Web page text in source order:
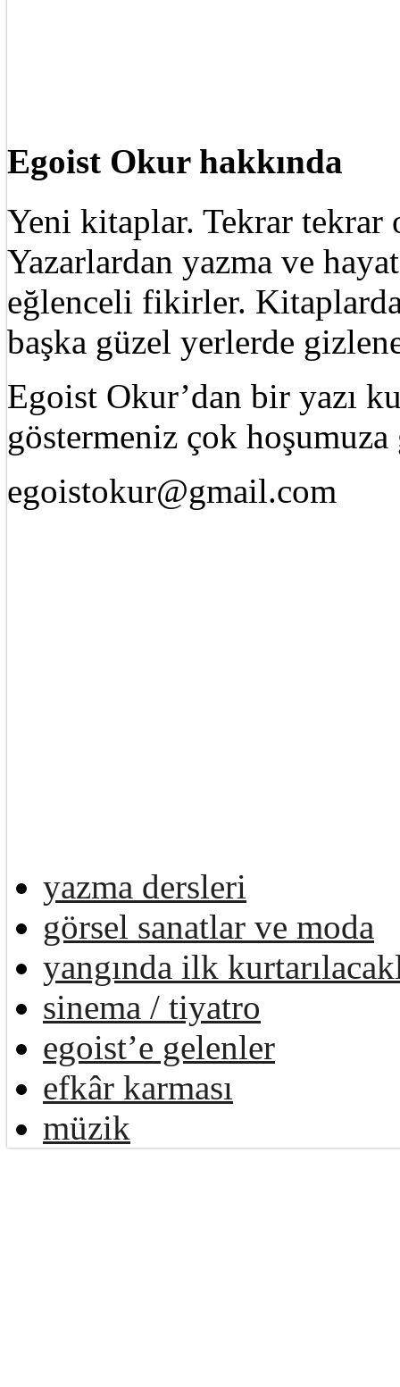
Egoist Okur hakkında
Yeni kitaplar. Tekrar tekrar
Yazarlardan yazma ve
eğlenceli fikirler.
başka güzel yerlerde
Egoist Okur’dan bir yazı
göstermeniz çok
egoistokur@gmail.com
yazma dersleri
görsel sanatlar ve moda
yangında ilk
sinema / tiyatro
egoist’e gelenler
efkâr karması
müzik